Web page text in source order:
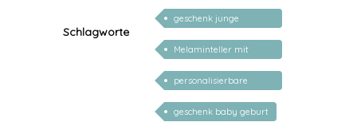
Schlagworte
namen
geschenk junge
mädchen
Melaminteller mit
Namen
personalisierbare
geschenke zur geburt
geschenk baby geburt